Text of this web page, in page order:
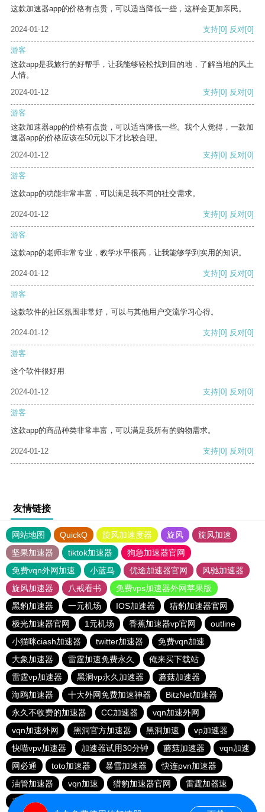
这款加速器app的价格有点贵，可以适当降低一些，这样会更加亲民。
2024-01-12 支持[0] 反对[0]
游客
这款app是我旅行的好帮手，让我能够轻松找到目的地，了解当地的风土
人情。
2024-01-12
支持[0] 反对[0]
游客
这款加速器app的价格有点贵，可以适当降低一些。我个人觉得，一款加
速器app的价格应该在50元以下才比较合理。
2024-01-12
支持[0] 反对[0]
游客
这款app的功能非常丰富，可以满足我不同的社交需求。
2024-01-12 支持[0] 反对[0]
游客
这款app的老师非常专业，教学水平很高，让我能够学到实用的知识。
2024-01-12 支持[0] 反对[0]
游客
这款软件的社区氛围非常好，可以与其他用户交流学习心得。
2024-01-12 支持[0] 反对[0]
游客
这个软件很好用
2024-01-12 支持[0] 反对[0]
游客
这款app的商品种类非常丰富，可以满足我所有的购物需求。
2024-01-12 支持[0] 反对[0]
友情链接
网站地图 QuickQ 旋风加速度器 旋风
旋风加速
坚果加速器
tiktok加速器
狗急加速器官网
免费vqn外网加速
小蓝鸟 优途加速器官网
风驰加速器
旋风加速器
八戒看书
免费vps加速器外网苹果版
黑豹加速器
一元机场 IOS加速器
猎豹加速器官网
极光加速器官网
1元机场 香蕉加速器vp官网
outline
小猫咪ciash加速器
twitter加速器
免费vqn加速
大象加速器
雷霆加速免费永久
俺来买下载站
雷霆vp加速器
黑洞vp永久加速器
蘑菇加速器
海鸥加速器
十大外网免费加速神器
BitzNet加速器
永久不收费的加速器
CC加速器
vqn加速外网
vqn加速外网
黑洞官方加速器 黑洞加速
vp加速器
快喵vpv加速器
加速器试用30分钟 蘑菇加速器
vqn加速
网必通
toto加速器 暴雪加速器
快连pvn加速器
油管加速器
vqn加速 猎豹加速器官网
雷霆加器速
手机外国加速器官网